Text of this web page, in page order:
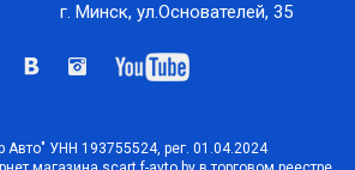
г. Минск, ул.Основателей, 35
УНН 193755524, рег. 01.04.2024